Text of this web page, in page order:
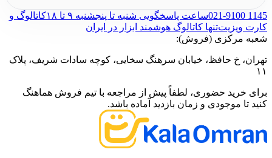
021-9100 1145ساعت پاسخگویی شنبه تا پنجشنبه ۹ تا ۱۸
کاتالوگ و
کارت ویزیتتنها کاتالوگ هوشمند ابزار در ایران
شعبه مرکزی (فروش):
تهران، خ حافظ، خیابان سرهنگ سخایی، کوچه سادات شریف، پلاک
۱۱
برای خرید حضوری، لطفاً پیش از مراجعه با تیم فروش هماهنگ
کنید تا موجودی و زمان بازدید آماده باشد.